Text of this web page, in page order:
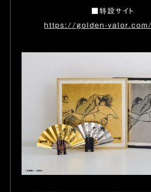
■特設サイト
https://golden-